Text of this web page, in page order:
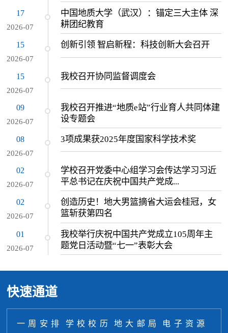
17
2026-07
中国地质大学（武汉）：锚定三大主体 深
耕团纪教育
15
2026-07
创新引领 智启新程：科技创新大会召开
15
2026-07
我校召开协同监督调度会
09
2026-07
我校召开推进“地质e站”行业育人共同体建
设专题会
08
2026-07
3项成果获2025年度国家科学技术奖
02
2026-07
学校召开党委中心组学习会传达学习习近
平总书记在庆祝中国共产党成...
02
2026-07
创造历史！地大男篮摘省大运会桂冠，女
篮斩获第四名
01
2026-07
我校举行庆祝中国共产党成立105周年主
题党日活动暨“七一”表彰大会
快速通道
一周安排 学校校历 地大邮局 电子资源